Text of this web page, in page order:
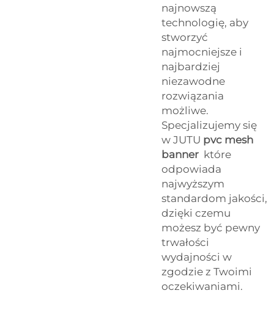
najnowszą
technologię, aby
stworzyć
najmocniejsze i
najbardziej
niezawodne
rozwiązania
możliwe.
Specjalizujemy się
w JUTU pvc mesh
banner które
odpowiada
najwyższym
standardom jakości,
dzięki czemu
możesz być pewny
trwałości
wydajności w
zgodzie z Twoimi
oczekiwaniami.